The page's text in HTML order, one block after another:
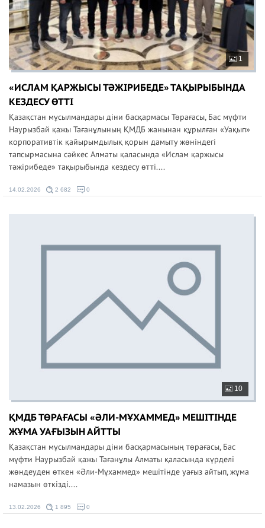
1
«ИСЛАМ ҚАРЖЫСЫ ТӘЖІРИБЕДЕ» ТАҚЫРЫБЫНДА
КЕЗДЕСУ ӨТТІ
Қазақстан мұсылмандары діни басқармасы Төрағасы, Бас мүфти
Наурызбай қажы Тағанұлының ҚМДБ жанынан құрылған «Уақып»
корпоративтік қайырымдылық қорын дамыту жөніндегі
тапсырмасына сәйкес Алматы қаласында «Ислам қаржысы
тәжірибеде» тақырыбында кездесу өтті....
14.02.2026 2 682 0
10
ҚМДБ ТӨРАҒАСЫ «ӘЛИ-МҰХАММЕД» МЕШІТІНДЕ
ЖҰМА УАҒЫЗЫН АЙТТЫ
Қазақстан мұсылмандары діни басқармасының төрағасы, Бас
мүфти Наурызбай қажы Тағанұлы Алматы қаласында күрделі
жөндеуден өткен «Әли-Мұхаммед» мешітінде уағыз айтып, жұма
намазын өткізді....
13.02.2026 1 895 0